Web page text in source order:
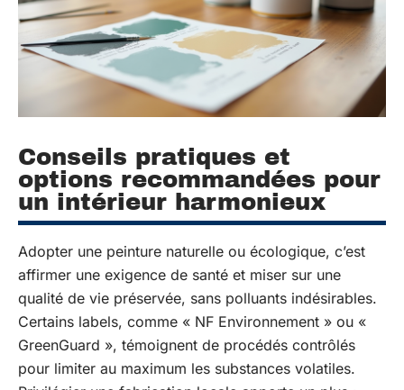
Conseils pratiques et
options recommandées pour
un intérieur harmonieux
Adopter une peinture naturelle ou écologique, c’est
affirmer une exigence de santé et miser sur une
qualité de vie préservée, sans polluants indésirables.
Certains labels, comme « NF Environnement » ou «
GreenGuard », témoignent de procédés contrôlés
pour limiter au maximum les substances volatiles.